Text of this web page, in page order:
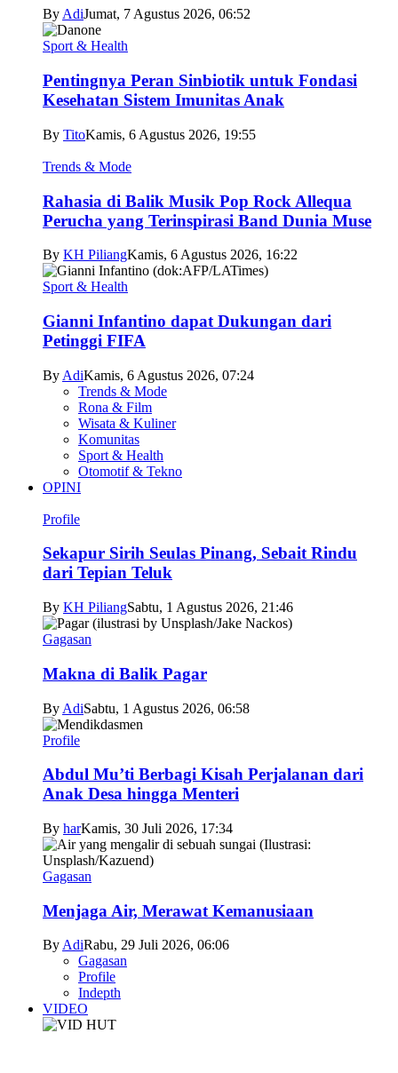
ByAdiJumat, 7 Agustus 2026, 06:52
Sport & Health
Pentingnya Peran Sinbiotik untuk Fondasi
Kesehatan Sistem Imunitas Anak
By TitoKamis, 6 Agustus 2026, 19:55
Trends & Mode
Rahasia di Balik Musik Pop Rock Allequa
Perucha yang Terinspirasi Band Dunia Muse
By KH PiliangKamis, 6 Agustus 2026, 16:22
Sport & Health
Gianni Infantino dapat Dukungan dari
Petinggi FIFA
By AdiKamis, 6 Agustus 2026, 07:24
Trends & Mode
Rona & Film
Wisata & Kuliner
Komunitas
Sport & Health
Otomotif & Tekno
OPINI
Profile
Sekapur Sirih Seulas Pinang, Sebait Rindu
dari Tepian Teluk
By KH PiliangSabtu, 1 Agustus 2026, 21:46
Gagasan
Makna di Balik Pagar
By AdiSabtu, 1 Agustus 2026, 06:58
Profile
Abdul Mu’ti Berbagi Kisah Perjalanan dari
Anak Desa hingga Menteri
By harKamis, 30 Juli 2026, 17:34
Gagasan
Menjaga Air, Merawat Kemanusiaan
ByAdiRabu, 29 Juli 2026, 06:06
Gagasan
Profile
Indepth
VIDEO